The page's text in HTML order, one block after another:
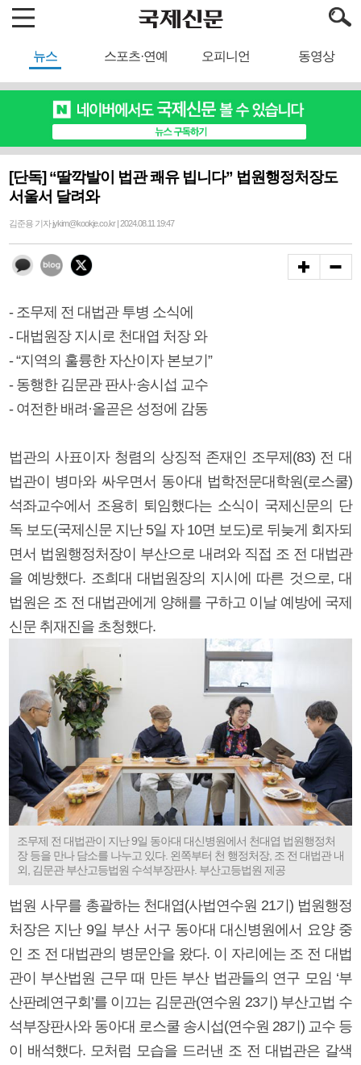
뉴스 스포츠·연예 오피니언 동영상
[단독] “딸깍발이 법관 쾌유 빕니다” 법원행정처장도
서울서 달려와
김준용 기자 jykim@kookje.co.kr | 2024.08.11 19:47
- 조무제 전 대법관 투병 소식에
- 대법원장 지시로 천대엽 처장 와
- “지역의 훌륭한 자산이자 본보기”
- 동행한 김문관 판사·송시섭 교수
- 여전한 배려·올곧은 성정에 감동
법관의 사표이자 청렴의 상징적 존재인 조무제(83) 전 대
법관이 병마와 싸우면서 동아대 법학전문대학원(로스쿨)
석좌교수에서 조용히 퇴임했다는 소식이 국제신문의 단
독 보도(국제신문 지난 5일 자 10면 보도)로 뒤늦게 회자되
면서 법원행정처장이 부산으로 내려와 직접 조 전 대법관
을 예방했다. 조희대 대법원장의 지시에 따른 것으로, 대
법원은 조 전 대법관에게 양해를 구하고 이날 예방에 국제
신문 취재진을 초청했다.
조무제 전 대법관이 지난 9일 동아대 대신병원에서 천대엽 법원행정처
장 등을 만나 담소를 나누고 있다. 왼쪽부터 천 행정처장, 조 전 대법관 내
외, 김문관 부산고등법원 수석부장판사. 부산고등법원 제공
법원 사무를 총괄하는 천대엽(사법연수원 21기) 법원행정
처장은 지난 9일 부산 서구 동아대 대신병원에서 요양 중
인 조 전 대법관의 병문안을 왔다. 이 자리에는 조 전 대법
관이 부산법원 근무 때 만든 부산 법관들의 연구 모임 ‘부
산판례연구회’를 이끄는 김문관(연수원 23기) 부산고법 수
석부장판사와 동아대 로스쿨 송시섭(연수원 28기) 교수 등
이 배석했다. 모처럼 모습을 드러낸 조 전 대법관은 갈색